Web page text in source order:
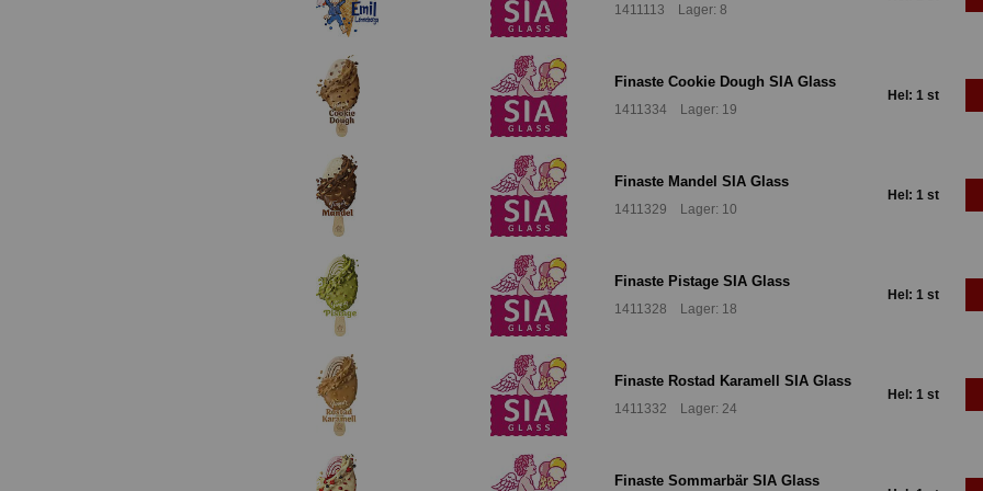
1411113 Lager: 8
Finaste Cookie Dough SIA Glass
1411334 Lager: 19
Hel: 1 st
Finaste Mandel SIA Glass
1411329 Lager: 10
Hel: 1 st
Finaste Pistage SIA Glass
1411328 Lager: 18
Hel: 1 st
Finaste Rostad Karamell SIA Glass
1411332 Lager: 24
Hel: 1 st
Finaste Sommarbär SIA Glass